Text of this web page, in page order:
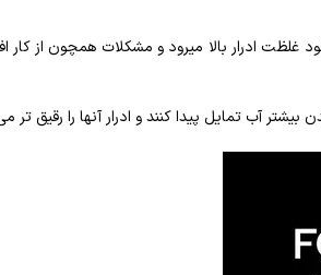
ادرار بالا میرود و مشکلات همچون از کار
آب تمایل پیدا کنند و ادرار آنها را رقیق تر